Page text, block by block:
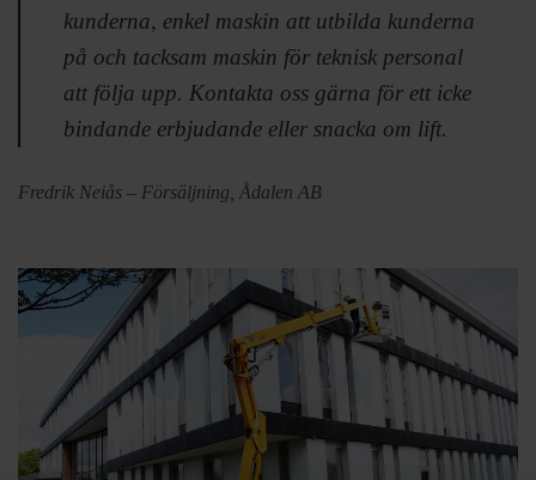
kunderna, enkel maskin att utbilda kunderna
på och tacksam maskin för teknisk personal
att följa upp. Kontakta oss gärna för ett icke
bindande erbjudande eller snacka om lift.
Fredrik Neiås – Försäljning, Ådalen AB